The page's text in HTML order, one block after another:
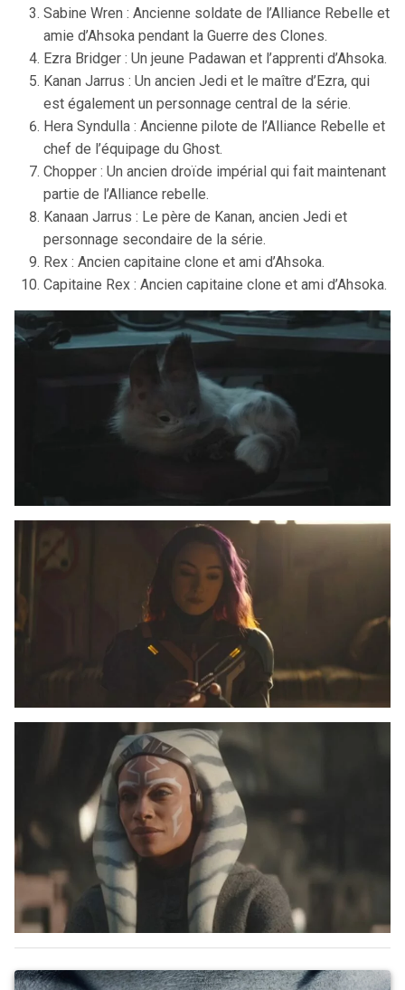
Sabine Wren : Ancienne soldate de l’Alliance Rebelle et
amie d’Ahsoka pendant la Guerre des Clones.
Ezra Bridger : Un jeune Padawan et l’apprenti d’Ahsoka.
Kanan Jarrus : Un ancien Jedi et le maître d’Ezra, qui
est également un personnage central de la série.
Hera Syndulla : Ancienne pilote de l’Alliance Rebelle et
chef de l’équipage du Ghost.
Chopper : Un ancien droïde impérial qui fait maintenant
partie de l’Alliance rebelle.
Kanaan Jarrus : Le père de Kanan, ancien Jedi et
personnage secondaire de la série.
Rex : Ancien capitaine clone et ami d’Ahsoka.
Capitaine Rex : Ancien capitaine clone et ami d’Ahsoka.